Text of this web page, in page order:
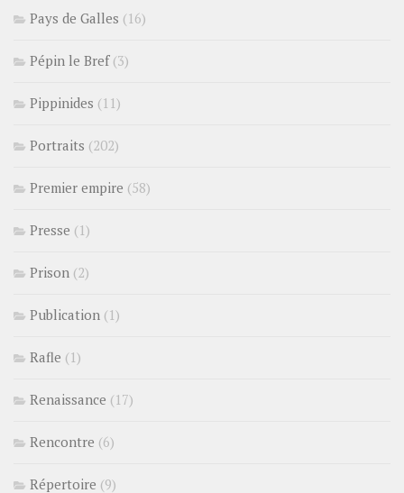
Pays de Galles (16)
Pépin le Bref(3)
Pippinides (11)
Portraits (202)
Premier empire (58)
Presse (1)
Prison (2)
Publication (1)
Rafle (1)
Renaissance (17)
Rencontre (6)
Répertoire (9)